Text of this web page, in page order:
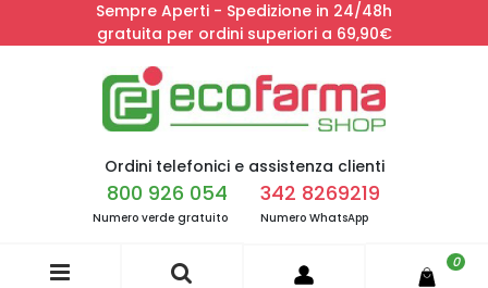
Sempre Aperti - Spedizione in 24/48h
gratuita per ordini superiori a 69,90€
Ordini telefonici e assistenza clienti
800 926 054
Numero verde gratuito
342 8269219
Numero WhatsApp
0